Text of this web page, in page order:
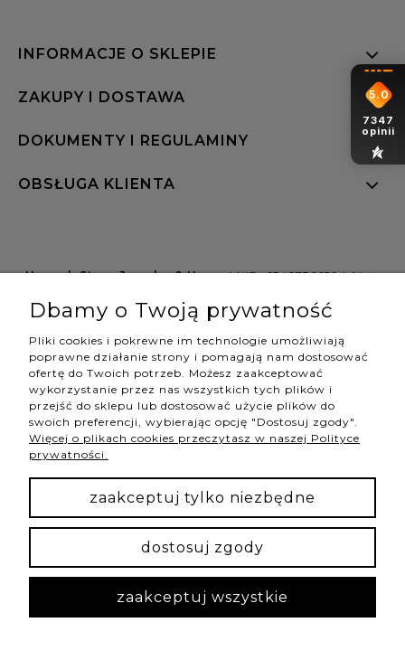
INFORMACJE O SKLEPIE
ZAKUPY I DOSTAWA
DOKUMENTY I REGULAMINY
OBSŁUGA KLIENTA
Hannah Store Jewelry & Home| NIP: 6342736629 | Aleja
shop@hannahstore.pl
pokaż pełną wersję strony
5.0
7347
opinii
NASZE ODZNAKI
Sklep internetowy Shoper Premium
Dbamy o Twoją prywatność
Pliki cookies i pokrewne im technologie umożliwiają
poprawne działanie strony i pomagają nam dostosować
ofertę do Twoich potrzeb. Możesz zaakceptować
wykorzystanie przez nas wszystkich tych plików i
przejść do sklepu lub dostosować użycie plików do
swoich preferencji, wybierając opcję "Dostosuj zgody".
Więcej o plikach cookies przeczytasz w naszej Polityce
prywatności.
zaakceptuj tylko niezbędne
dostosuj zgody
zaakceptuj wszystkie